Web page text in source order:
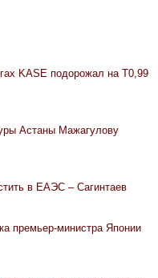
KASE подорожал на Т0,99
Астаны Мажагулову
в ЕАЭС – Сагинтаев
премьер-министра Японии